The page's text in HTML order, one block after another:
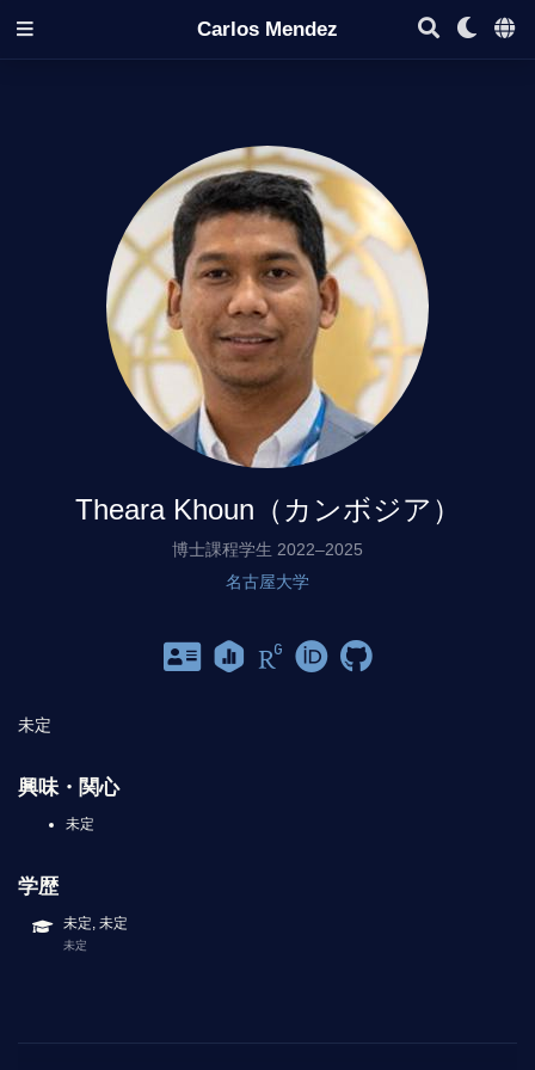
Carlos Mendez
Theara Khoun（カンボジア）
博士課程学生 2022–2025
名古屋大学
未定
興味・関心
未定
学歴
未定, 未定
未定